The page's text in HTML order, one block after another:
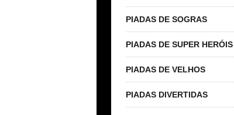
PIADAS DE SOGRAS
PIADAS DE SUPER HERÓIS
PIADAS DE VELHOS
PIADAS DIVERTIDAS